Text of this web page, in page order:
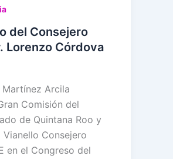
del Consejero
Lorenzo Córdova
Arcila
Comisión del
de Quintana Roo y
Consejero
en el Congreso del